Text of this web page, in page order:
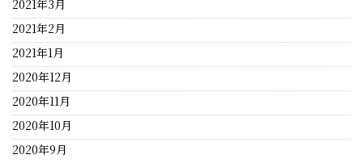
2021年3月
2021年2月
2021年1月
2020年12月
2020年11月
2020年10月
2020年9月